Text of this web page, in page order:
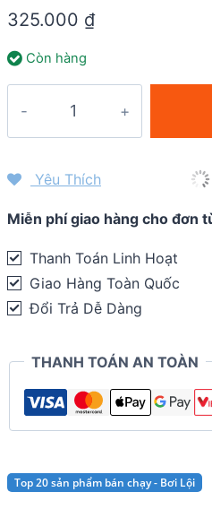
325.000 ₫
Còn hàng
View
Streamline
Men's
Swim
Shorts
xám
Yêu Thích
Miễn phí giao hàng cho đơn
Thanh Toán Linh Hoạt
Giao Hàng Toàn Quốc
Đổi Trả Dễ Dàng
THANH TOÁN AN TOÀN
Top 20 sản phẩm bán chạy - Bơi Lội